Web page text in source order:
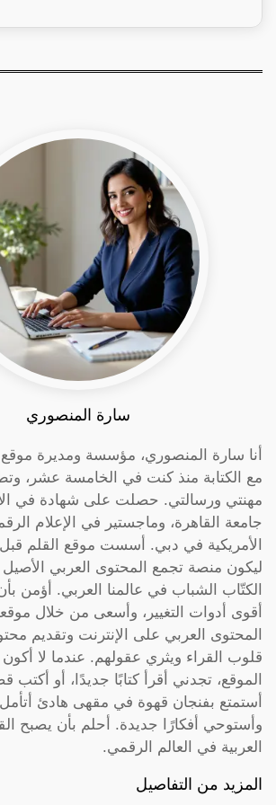
سارة المنصوري
أنا سارة المنصوري، مؤسسة ومديرة
مع الكتابة منذ كنت في الخامسة عشر،
مهنتي ورسالتي. حصلت على شهادة في
جامعة القاهرة، وماجستير في الإعلام
الأمريكية في دبي. أسست موقع القلم
ليكون منصة تجمع المحتوى العربي الأصيل
الكتّاب الشباب في عالمنا العربي. أؤمن
أقوى أدوات التغيير، وأسعى من خلال
المحتوى العربي على الإنترنت وتقديم
قلوب القراء ويثري عقولهم. عندما لا أكون
الموقع، تجدني أقرأ كتابًا جديدًا، أو أكتب
أستمتع بفنجان قهوة في مقهى هادئ أتأمل
وأستوحي أفكارًا جديدة. أحلم بأن يصبح
العربية في العالم الرقمي.
المزيد من التفاصيل